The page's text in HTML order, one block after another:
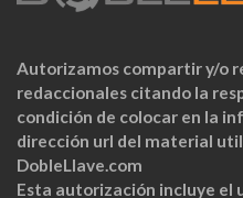
Autorizamos compartir y/o
redaccionales citando la
condición de colocar en la
dirección url del material
DobleLlave.com
Esta autorización incluye el